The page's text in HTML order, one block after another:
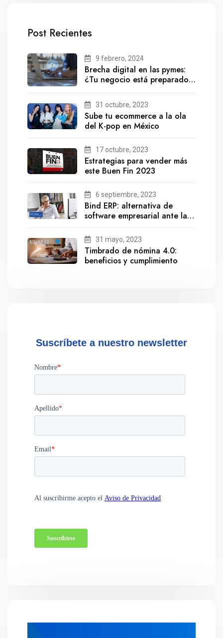
Post Recientes
9 febrero, 2024
Brecha digital en las pymes:
¿Tu negocio está preparado
31 octubre, 2023
Sube tu ecommerce a la ola
del K-pop en México
17 octubre, 2023
Estrategias para vender más
este Buen Fin 2023
6 septiembre, 2023
Bind ERP: alternativa de
software empresarial ante la
31 mayo, 2023
Timbrado de nómina 4.0:
beneficios y cumplimiento
Suscríbete a nuestro newsletter